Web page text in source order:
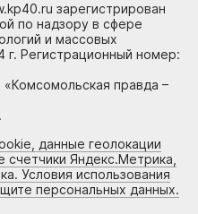
зарегистрирован
по надзору в сфере
и массовых
г. Регистрационный номер:
правда –
данные геолокации
счетчики Яндекс.Метрика,
Условия использования
персональных данных.